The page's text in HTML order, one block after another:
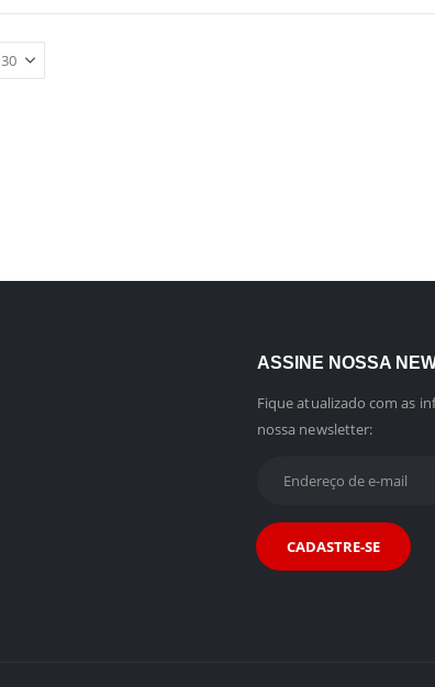
ASSINE NOSSA
Fique atualizado com as
nossa newsletter: